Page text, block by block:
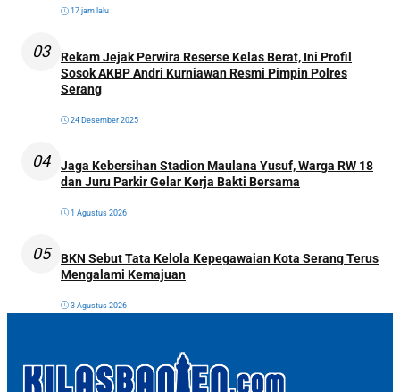
17 jam lalu
03
Rekam Jejak Perwira Reserse Kelas Berat, Ini Profil
Sosok AKBP Andri Kurniawan Resmi Pimpin Polres
Serang
24 Desember 2025
04
Jaga Kebersihan Stadion Maulana Yusuf, Warga RW 18
dan Juru Parkir Gelar Kerja Bakti Bersama
1 Agustus 2026
05
BKN Sebut Tata Kelola Kepegawaian Kota Serang Terus
Mengalami Kemajuan
3 Agustus 2026